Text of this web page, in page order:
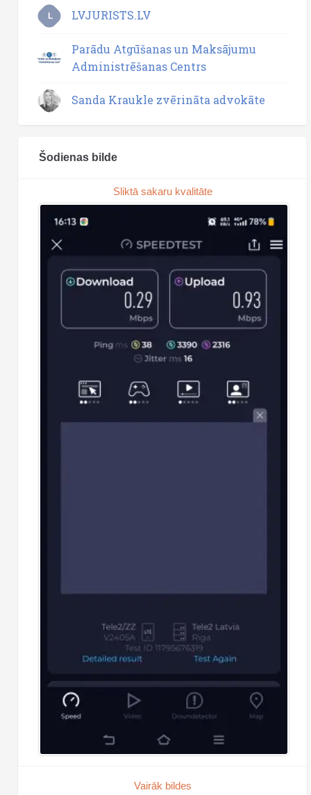
L LVJURISTS.LV
Parādu Atgūšanas un Maksājumu
Administrēšanas Centrs
Sanda Kraukle zvērināta advokāte
Šodienas bilde
Sliktā sakaru kvalitāte
Vairāk bildes